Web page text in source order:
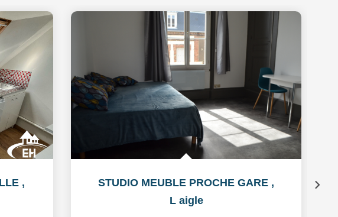
,
STUDIO MEUBLE PROCHE GARE ,
L aigle